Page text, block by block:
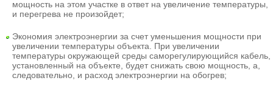
мощность на этом участке в ответ на увеличение температуры,
и перегрева не произойдет;
Экономия электроэнергии за счет уменьшения мощности при
увеличении температуры объекта. При увеличении
температуры окружающей среды саморегулирующийся кабель,
установленный на объекте, будет снижать свою мощность, а,
следовательно, и расход электроэнергии на обогрев;